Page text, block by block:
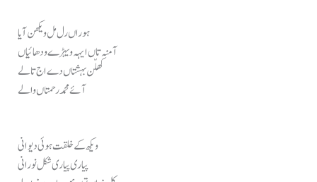
ہوراں رل مل ویکھن آیا
آمنہ تاں ایہہ ویہڑے ودھائیاں
کھلّن بہشتاں دے اج تالے
آئے محمد رحمتاں والے
ویکھ کے خلقت ہوئی دیوانی
پیاری پیاری شکل نورانی